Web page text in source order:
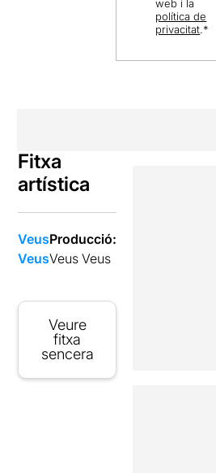
web i la
política de
privacitat.*
Fitxa
artística
Veus
Veus
Producció:
Veus Veus
Veure
fitxa
sencera